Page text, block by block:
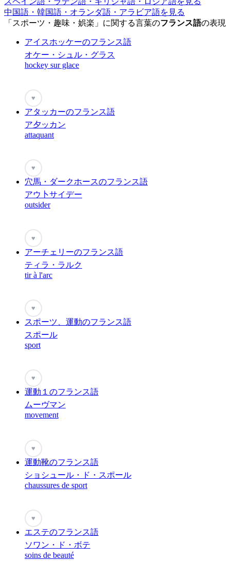
中国語・韓国語・オランダ語・アラビア語を見る
「スポーツ・趣味・娯楽」に関する言葉のフランス語の表現
アイスホッケーのフランス語
オケー・シュル・グラス
hockey sur glace
♥
アタッカーのフランス語
ア夕ッカン
attaquant
♥
穴馬・ダークホースのフランス語
アウ卜サイデー
outsider
♥
アーチェリーのフランス語
ティラ・ラルク
tir à l'arc
♥
スポーツ、運動のフランス語
スポール
sport
♥
運動１のフランス語
ムーヴマン
movement
♥
運動靴のフランス語
ショシュール・ド・スポール
chaussures de sport
♥
エステのフランス語
ソワン・ド・ボテ
soins de beauté